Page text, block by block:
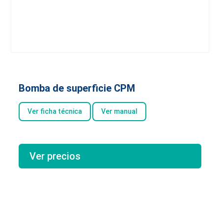
Bomba de superficie CPM
Ver ficha técnica Ver manual
Ver precios